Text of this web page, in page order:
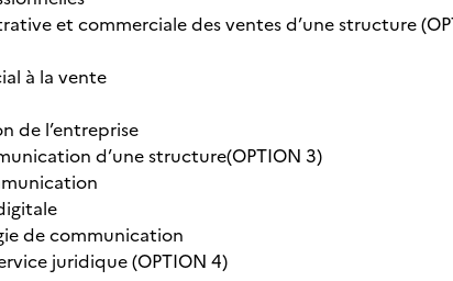
et commerciale des ventes d’une structure
à la vente
de l’entreprise
d’une structure(OPTION 3)
de communication
juridique (OPTION 4)